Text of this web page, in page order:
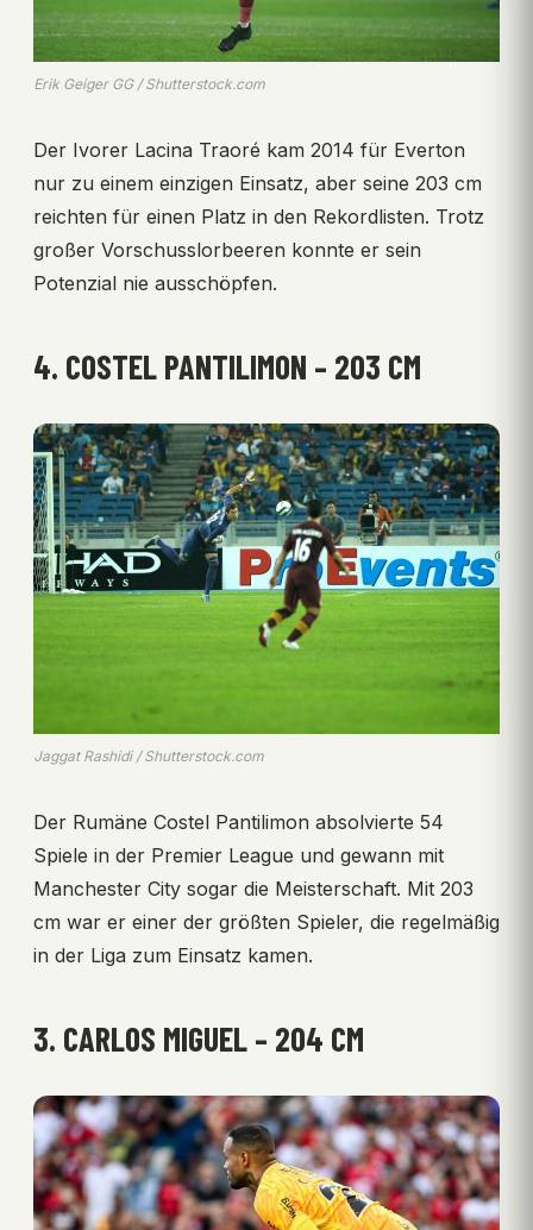
Erik Geiger GG / Shutterstock.com
Der Ivorer Lacina Traoré kam 2014 für Everton
nur zu einem einzigen Einsatz, aber seine 203 cm
reichten für einen Platz in den Rekordlisten. Trotz
großer Vorschusslorbeeren konnte er sein
Potenzial nie ausschöpfen.
4. COSTEL PANTILIMON – 203 CM
Jaggat Rashidi / Shutterstock.com
Der Rumäne Costel Pantilimon absolvierte 54
Spiele in der Premier League und gewann mit
Manchester City sogar die Meisterschaft. Mit 203
cm war er einer der größten Spieler, die regelmäßig
in der Liga zum Einsatz kamen.
3. CARLOS MIGUEL – 204 CM